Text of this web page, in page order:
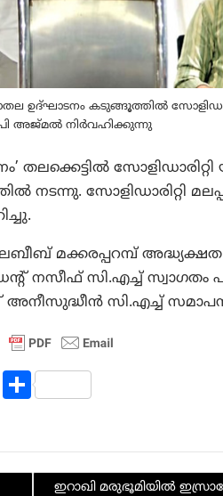
ഉദ്ഘാടനം കടുങ്ങൂത്തിൽ
അജ്മൽ നിർവഹിക്കുന്നു
തലക്കെട്ടിൽ
നടന്നു. സോളിഡാരിറ്റി
മക്കരപ്പറമ്പ്
നസീഫ് സി.എച്ച്
അനീസുദ്ധീൻ സി.എച്ച്
R S
e ഇറാഖി മരുഭൂമിയിൽ